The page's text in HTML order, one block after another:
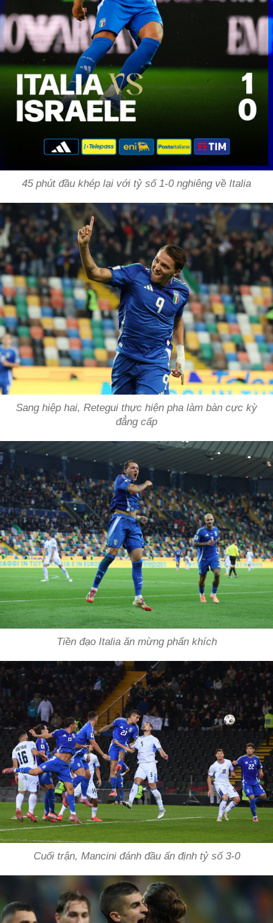
45 phút đầu khép lại với tỷ số 1-0 nghiêng về Italia
Sang hiệp hai, Retegui thực hiện pha làm bàn cực kỳ
đẳng cấp
Tiền đạo Italia ăn mừng phấn khích
Cuối trận, Mancini đánh đầu ấn định tỷ số 3-0